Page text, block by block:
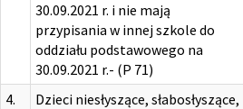
30.09.2021 r. i nie mają
przypisania w innej szkole do
oddziału podstawowego na
30.09.2021 r.- (P 71)
4.
Dzieci niesłyszące, słabosłyszące,